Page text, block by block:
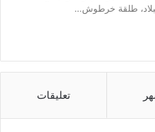
طلقة خرطوش…
تعليقات